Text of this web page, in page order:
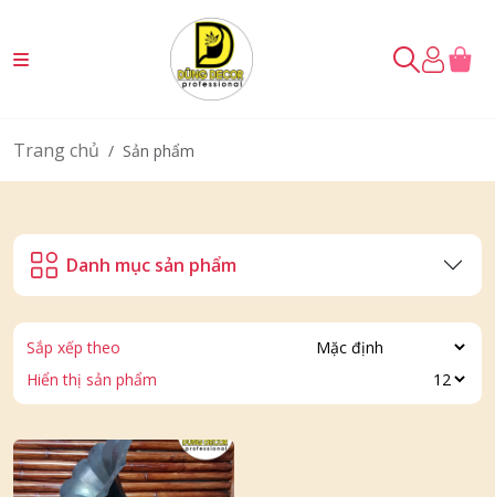
Trang chủ Sản phẩm
Danh mục sản phẩm
Sắp xếp theo
Hiển thị sản phẩm